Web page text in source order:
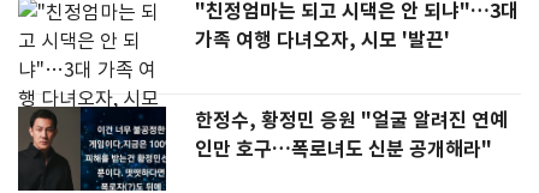
"친정엄마는 되고 시댁은 안 되냐"…3대
가족 여행 다녀오자, 시모 '발끈'
한정수, 황정민 응원 "얼굴 알려진 연예
인만 호구…폭로녀도 신분 공개해라"